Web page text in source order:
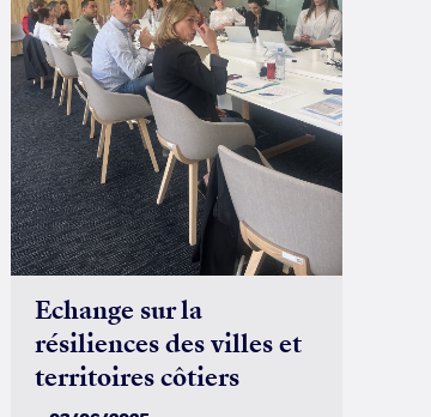
Echange sur la
résiliences des villes et
territoires côtiers